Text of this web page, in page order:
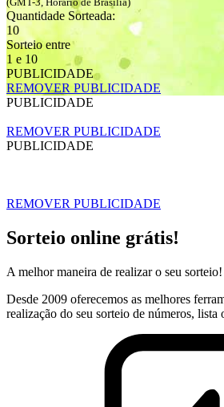
Quantidade Sorteada:
10
Sorteio entre
1 e 10
PUBLICIDADE
REMOVER PUBLICIDADE
PUBLICIDADE
REMOVER PUBLICIDADE
PUBLICIDADE
REMOVER PUBLICIDADE
Sorteio online grátis!
A melhor maneira de realizar o seu sorteio!
Desde 2009 oferecemos as melhores
realização do seu sorteio de números, lista